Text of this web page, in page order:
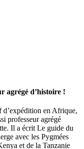
agrégé d’histoire !
en Afrique,
professeur agrégé
Il a écrit Le guide du
avec les Pygmées
et de la Tanzanie